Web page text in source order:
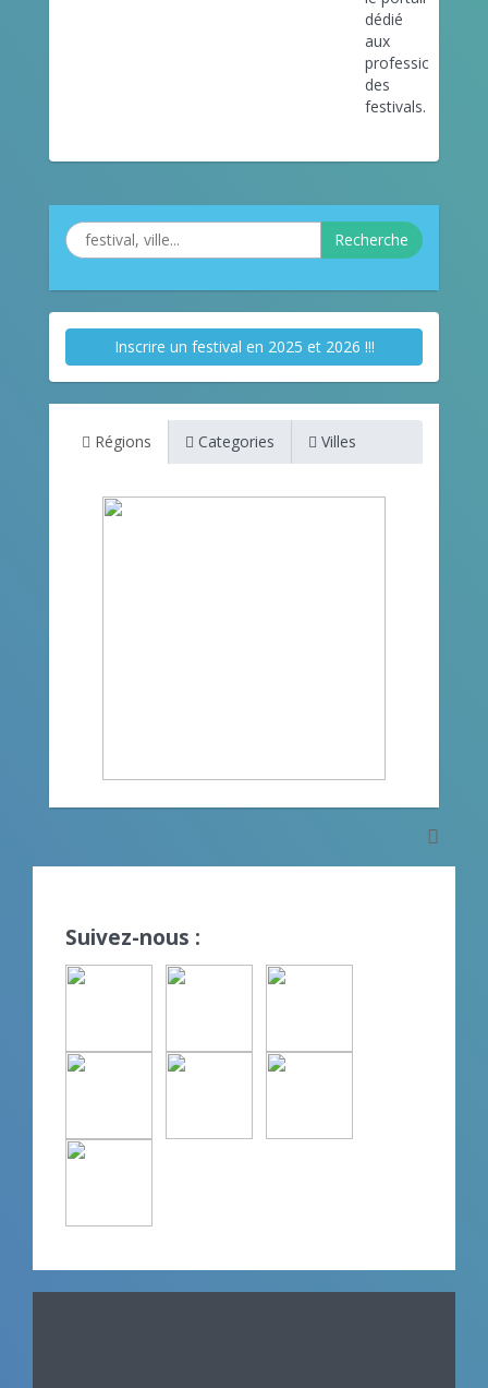
dédié
aux
professionnels
des
festivals.
Recherche
Inscrire un festival en 2025 et 2026 !!!
Régions Categories Villes
Suivez-nous :